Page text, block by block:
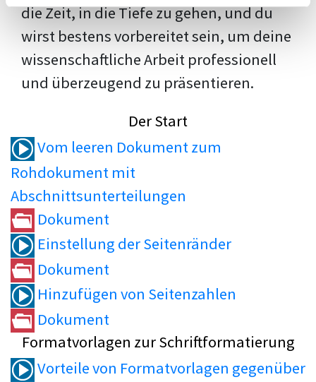
die Zeit, in die Tiefe zu gehen, und du
wirst bestens vorbereitet sein, um deine
wissenschaftliche Arbeit professionell
und überzeugend zu präsentieren.
Der Start
Vom leeren Dokument zum
Rohdokument mit
Abschnittsunterteilungen
Dokument
Einstellung der Seitenränder
Dokument
Hinzufügen von Seitenzahlen
Dokument
Formatvorlagen zur Schriftformatierung
Vorteile von Formatvorlagen gegenüber